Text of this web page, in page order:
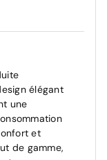
élégant
une
et
de gamme,